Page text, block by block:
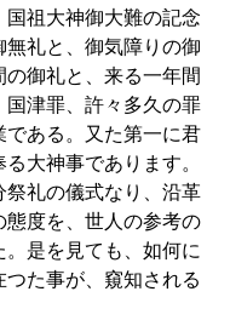
祖大神御大難の記念
無礼と、御気障りの御
御礼と、来る一年間
津罪、許々多久の罪
ある。又た第一に君
大神事であります。
礼の儀式なり、沿革
態度を、世人の参考の
是を見ても、如何に
た事が、窺知される